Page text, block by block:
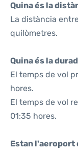
Quina és la
La distància
quilòmetres.
Quina és la
El temps de vol
hores.
El temps de vol
01:35 hores.
Estan l'aeroport